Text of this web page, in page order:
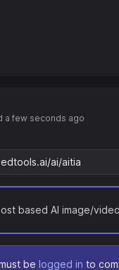
a few seconds ago
based AI image/
be logged in to